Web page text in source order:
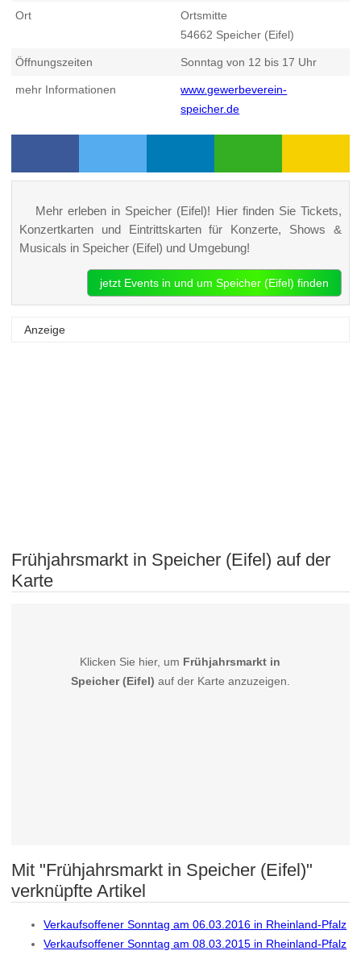
Ort
Ortsmitte
54662 Speicher (Eifel)
Öffnungszeiten Sonntag von 12 bis 17 Uhr
mehr Informationen
www.gewerbeverein-
speicher.de
Mehr erleben in Speicher (Eifel)! Hier finden Sie Tickets,
Konzertkarten und Eintrittskarten für Konzerte, Shows &
Musicals in Speicher (Eifel) und Umgebung!
jetzt Events in und um Speicher (Eifel) finden
Anzeige
Frühjahrsmarkt in Speicher (Eifel) auf der
Karte
Klicken Sie hier, um Frühjahrsmarkt in
Speicher (Eifel) auf der Karte anzuzeigen.
Mit "Frühjahrsmarkt in Speicher (Eifel)"
verknüpfte Artikel
Verkaufsoffener Sonntag am 06.03.2016 in Rheinland-Pfalz
Verkaufsoffener Sonntag am 08.03.2015 in Rheinland-Pfalz